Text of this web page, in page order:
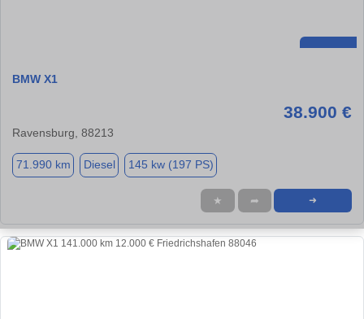
BMW X1
38.900 €
Ravensburg, 88213
71.990 km Diesel 145 kw (197 PS)
★ ➦ ➜